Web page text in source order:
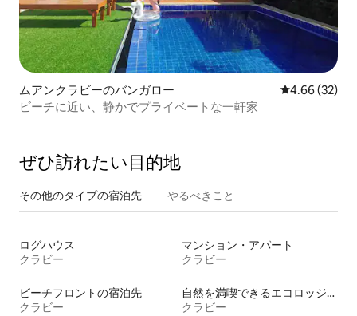
ムアンクラビーのバンガロー レビュー32
4.66 (32)
ビーチに近い、静かでプライベートな一軒家
ぜひ訪⁠れ⁠た⁠い目⁠的⁠地
その他のタ⁠イ⁠プ⁠の宿⁠泊⁠先 やるべきこと
ログハウス
クラビー
マンション・アパート
クラビー
ビーチフロントの宿泊先
クラビー
自然を満喫できるエコロッジの宿泊施設
クラビー